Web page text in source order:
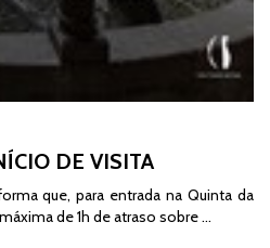
DE VISITA
que, para entrada na Quinta da
de 1h de atraso sobre …